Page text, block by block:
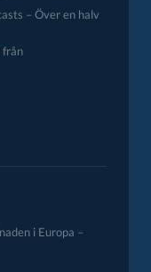
– Över en halv
från
i Europa –